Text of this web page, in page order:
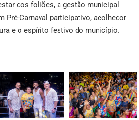
dos foliões, a gestão municipal
Pré-Carnaval participativo, acolhedor
e o espírito festivo do município.